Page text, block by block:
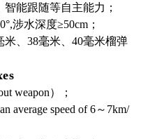
能跟随等自主能力；
涉水深度≥50cm；
米、38毫米、40毫米榴弹
weapon）；
average speed of 6～7km/